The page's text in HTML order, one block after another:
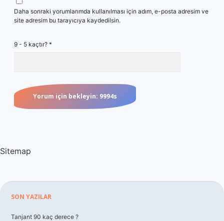
Daha sonraki yorumlarımda kullanılması için adım, e-posta adresim ve
site adresim bu tarayıcıya kaydedilsin.
9 - 5 kaçtır? *
Sitemap
Sidebar
SON YAZILAR
Tanjant 90 kaç derece ?